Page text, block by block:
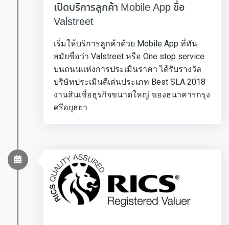
เปิดบริการลูกค้า Mobile App ชื่อ
Valstreet
เริ่มให้บริการลูกค้าด้วย Mobile App ที่ทัน
สมัยชื่อว่า Valstreet หรือ One stop service
บนถนนแห่งการประเมินราคา ได้รับรางวัล
บริษัทประเมินดีเด่นประเภท Best SLA 2018
งานสินเชื่อธุรกิจขนาดใหญ่ ของธนาคารกรุง
ศรีอยุธยา